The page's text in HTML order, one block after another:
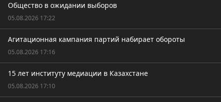
Общество в ожидании выборов
05.08.2026 17:22
Агитационная кампания партий набирает обороты
05.08.2026 17:16
15 лет институту медиации в Казахстане
05.08.2026 17:10